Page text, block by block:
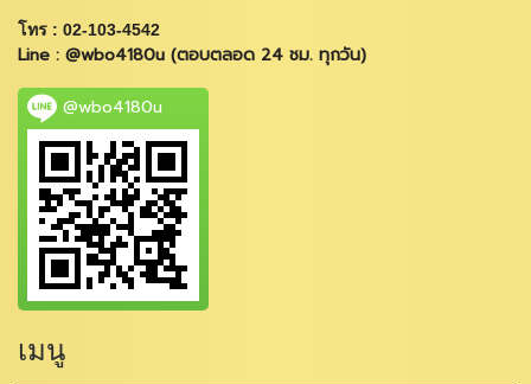
โทร : 02-103-4542
Line : @wbo4180u (ตอบตลอด 24 ชม. ทุกวัน)
@wbo4180u
เมนู